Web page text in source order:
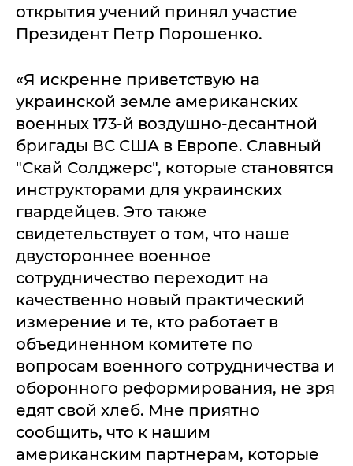
открытия учений принял участие
Президент Петр Порошенко.
«Я искренне приветствую на
украинской земле американских
военных 173-й воздушно-десантной
бригады ВС США в Европе. Славный
"Скай Солджерс", которые становятся
инструкторами для украинских
гвардейцев. Это также
свидетельствует о том, что наше
двустороннее военное
сотрудничество переходит на
качественно новый практический
измерение и те, кто работает в
объединенном комитете по
вопросам военного сотрудничества и
оборонного реформирования, не зря
едят свой хлеб. Мне приятно
сообщить, что к нашим
американским партнерам, которые